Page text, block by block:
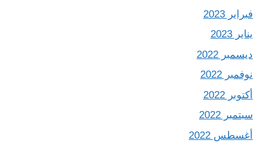
فبراير 2023
يناير 2023
ديسمبر 2022
نوفمبر 2022
أكتوبر 2022
سبتمبر 2022
أغسطس 2022